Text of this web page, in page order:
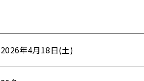
2026年4月18日(土)